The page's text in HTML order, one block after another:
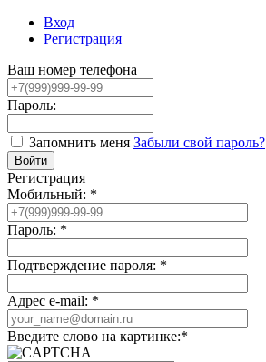
Вход
Регистрация
Ваш номер телефона
Пароль:
Запомнить меня Забыли свой пароль?
Регистрация
Мобильный: *
Пароль: *
Подтверждение пароля: *
Адрес e-mail: *
Введите слово на картинке:*